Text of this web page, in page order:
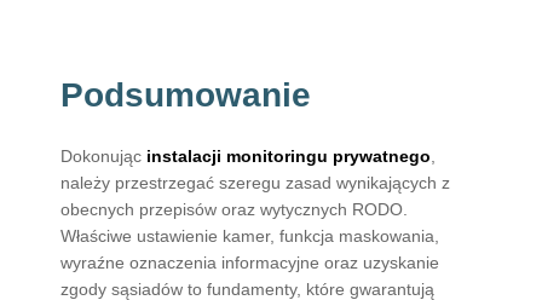
Podsumowanie
Dokonując instalacji monitoringu prywatnego
należy przestrzegać szeregu zasad wynikających z
obecnych przepisów oraz wytycznych RODO.
Właściwe ustawienie kamer, funkcja maskowania,
wyraźne oznaczenia informacyjne oraz uzyskanie
zgody sąsiadów to fundamenty, które gwarantują